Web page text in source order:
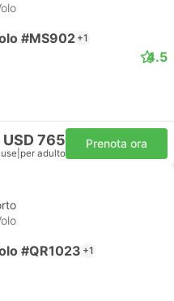
#MS902+1
4.5
USD 765
per adulto
Prenota ora
#QR1023 +1